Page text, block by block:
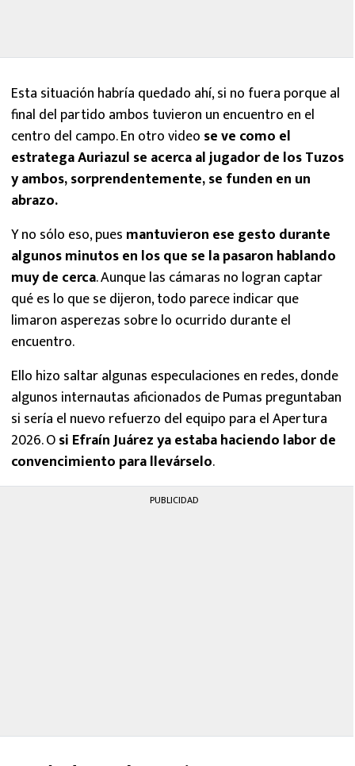
Esta situación habría quedado ahí, si no fuera porque al
final del partido ambos tuvieron un encuentro en el
centro del campo. En otro video se ve como el
estratega Auriazul se acerca al jugador de los Tuzos
y ambos, sorprendentemente, se funden en un
abrazo.
Y no sólo eso, pues mantuvieron ese gesto durante
algunos minutos en los que se la pasaron hablando
muy de cerca. Aunque las cámaras no logran captar
qué es lo que se dijeron, todo parece indicar que
limaron asperezas sobre lo ocurrido durante el
encuentro.
Ello hizo saltar algunas especulaciones en redes, donde
algunos internautas aficionados de Pumas preguntaban
si sería el nuevo refuerzo del equipo para el Apertura
2026. Osi Efraín Juárez ya estaba haciendo labor de
convencimiento para llevárselo.
PUBLICIDAD